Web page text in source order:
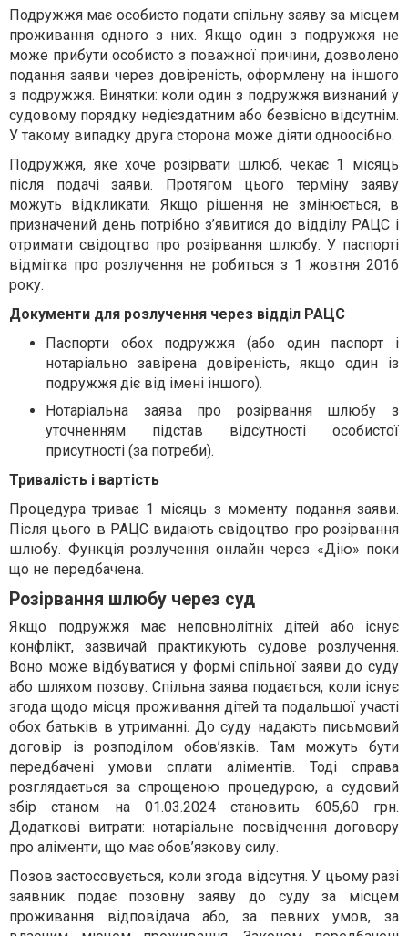
Подружжя має особисто подати спільну заяву за місцем
проживання одного з них. Якщо один з подружжя не
може прибути особисто з поважної причини, дозволено
подання заяви через довіреність, оформлену на іншого
з подружжя. Винятки: коли один з подружжя визнаний у
судовому порядку недієздатним або безвісно відсутнім.
У такому випадку друга сторона може діяти одноосібно.
Подружжя, яке хоче розірвати шлюб, чекає 1 місяць
після подачі заяви. Протягом цього терміну заяву
можуть відкликати. Якщо рішення не змінюється, в
призначений день потрібно з’явитися до відділу РАЦС і
отримати свідоцтво про розірвання шлюбу. У паспорті
відмітка про розлучення не робиться з 1 жовтня 2016
року.
Документи для розлучення через відділ РАЦС
Паспорти обох подружжя (або один паспорт і
нотаріально завірена довіреність, якщо один із
подружжя діє від імені іншого).
Нотаріальна заява про розірвання шлюбу з
уточненням підстав відсутності особистої
присутності (за потреби).
Тривалість і вартість
Процедура триває 1 місяць з моменту подання заяви.
Після цього в РАЦС видають свідоцтво про розірвання
шлюбу. Функція розлучення онлайн через «Дію» поки
що не передбачена.
Розірвання шлюбу через суд
Якщо подружжя має неповнолітніх дітей або існує
конфлікт, зазвичай практикують судове розлучення.
Воно може відбуватися у формі спільної заяви до суду
або шляхом позову. Спільна заява подається, коли існує
згода щодо місця проживання дітей та подальшої участі
обох батьків в утриманні. До суду надають письмовий
договір із розподілом обов’язків. Там можуть бути
передбачені умови сплати аліментів. Тоді справа
розглядається за спрощеною процедурою, а судовий
збір станом на 01.03.2024 становить 605,60 грн.
Додаткові витрати: нотаріальне посвідчення договору
про аліменти, що має обов’язкову силу.
Позов застосовується, коли згода відсутня. У цьому разі
заявник подає позовну заяву до суду за місцем
проживання відповідача або, за певних умов, за